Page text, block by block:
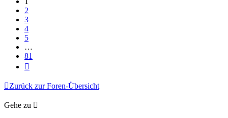
2
3
4
5
…
81
Zurück zur Foren-Übersicht
Gehe zu